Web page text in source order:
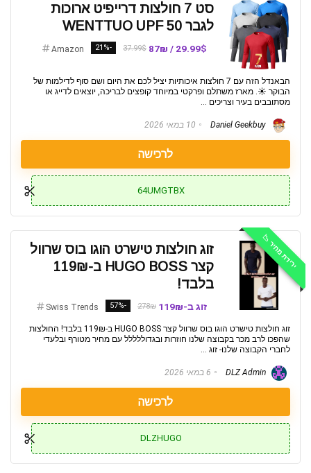
סט 7 חולצות דרייפיט ארוכות
לגבר WENTTUO UPF 50
29.99$ / 87₪
37.99$
-21%
Amazon
הבאנדל הזה עם 7 חולצות איכותיות יציל לכם את היום ושם סוף לדילמות של
הבוקר ☀️. מארז משתלם ופרקטי במיוחד קופצים לבריכה, יוצאים לדייג או
מסתובבים בעיר וצריכים ...
10 במאי 2026
לרכישה
64UMGTBX
ירידת מחיר 📉
זוג חולצות טישרט הוגו בוס שרוול
קצר HUGO BOSS ב-119₪
בלבד!
זוג ב-119₪ 278₪
-57%
Swiss Trends
זוג חולצות טישרט הוגו בוס שרוול קצר HUGO BOSS ב-119₪ בלבד! החולצות
שהפכו לרב מכר בקבוצה שלנו חוזרות ובגדוללללל עם מחיר מטורף ובלעדי
לחברי הקבוצה שלנו- זוג ...
6 במאי 2026
לרכישה
DLZHUGO